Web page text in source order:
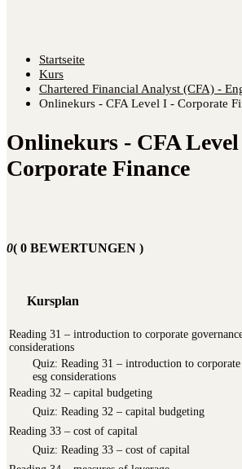
Startseite
Kurs
Chartered Financial Analyst (CFA) -
Onlinekurs - CFA Level I - Corporate
Onlinekurs - CFA
Corporate Finance
0( 0 BEWERTUNGEN )
Kursplan
Reading 31 – introduction to corporate
considerations
Quiz: Rea­ding 31 – intro­duc­tion to cor­po­ra­te
esg considerations
Reading 32 – capital budgeting
Quiz: Rea­ding 32 – capi­tal budgeting
Reading 33 – cost of capital
Quiz: Rea­ding 33 – cost of capital